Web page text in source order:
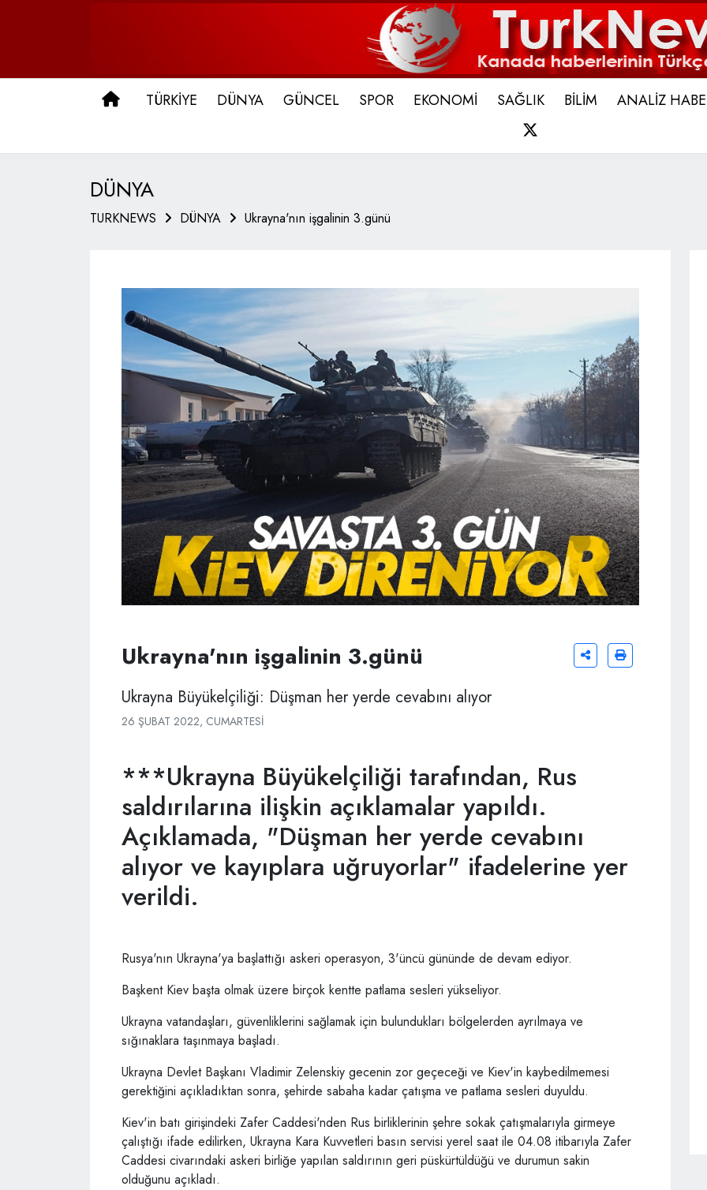
ANA SAYFA
TÜRKİYE DÜNYA GÜNCEL SPOR EKONOMİ SAĞLIK BİLİM ANALİZ
DÜNYA
TURKNEWS DÜNYA Ukrayna'nın işgalinin 3.günü
Ukrayna'nın işgalinin 3.günü
Ukrayna Büyükelçiliği: Düşman her yerde cevabını alıyor
26 ŞUBAT 2022, CUMARTESI
***Ukrayna Büyükelçiliği tarafından, Rus
saldırılarına ilişkin açıklamalar yapıldı.
Açıklamada, "Düşman her yerde cevabını
alıyor ve kayıplara uğruyorlar" ifadelerine yer
verildi.
Rusya'nın Ukrayna'ya başlattığı askeri operasyon, 3'üncü gününde de devam ediyor.
Başkent Kiev başta olmak üzere birçok kentte patlama sesleri yükseliyor.
Ukrayna vatandaşları, güvenliklerini sağlamak için bulundukları bölgelerden ayrılmaya ve
sığınaklara taşınmaya başladı.
Ukrayna Devlet Başkanı Vladimir Zelenskiy gecenin zor geçeceği ve Kiev'in kaybedilmemesi
gerektiğini açıkladıktan sonra, şehirde sabaha kadar çatışma ve patlama sesleri duyuldu.
Kiev'in batı girişindeki Zafer Caddesi'nden Rus birliklerinin şehre sokak çatışmalarıyla girmeye
çalıştığı ifade edilirken, Ukrayna Kara Kuvvetleri basın servisi yerel saat ile 04.08 itibarıyla Zafer
Caddesi civarındaki askeri birliğe yapılan saldırının geri püskürtüldüğü ve durumun sakin
olduğunu açıkladı.